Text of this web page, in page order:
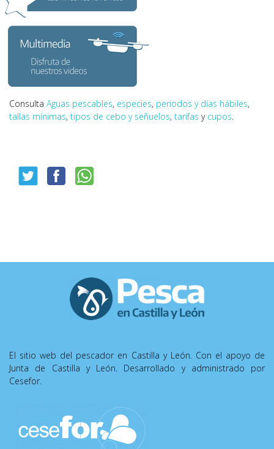
Consulta Aguas pescables, especies, periodos y días hábiles,
tallas mínimas, tipos de cebo y señuelos, tarifas y cupos
El sitio web del pescador en Castilla y León. Con el apoyo de
Junta de Castilla y León. Desarrollado y administrado por
Cesefor.